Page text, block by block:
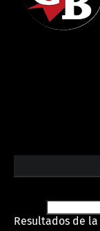
Resultados de